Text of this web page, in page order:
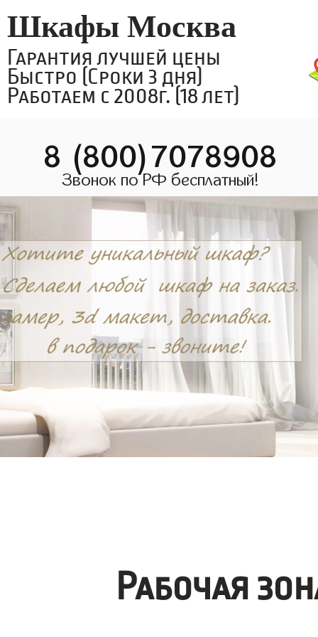
Шкафы Москва
Гарантия лучшей цены
Быстро (Сроки 3 дня)
Работаем с 2008г. (18 лет)
8 (800)7078908
Звонок по РФ бесплатный!
Рабочая